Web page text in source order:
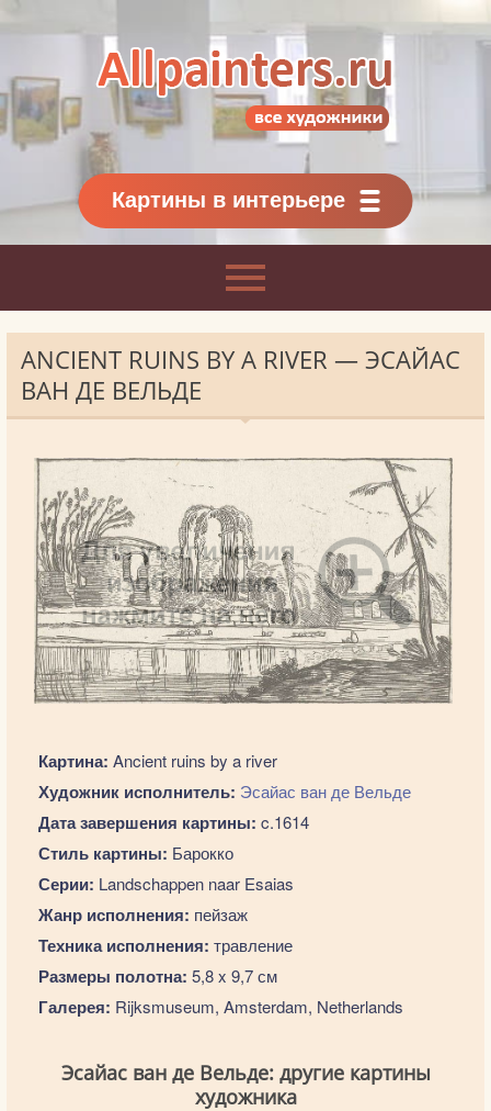
Картины классиков
и современников
Картины в интерьере
ANCIENT RUINS BY A RIVER — ЭСАЙАС
ВАН ДЕ ВЕЛЬДЕ
Картина: Ancient ruins by a river
Художник исполнитель: Эсайас ван де Вельде
Дата завершения картины: c.1614
Стиль картины: Барокко
Серии: Landschappen naar Esaias
Жанр исполнения: пейзаж
Техника исполнения: травление
Размеры полотна: 5,8 x 9,7 см
Галерея: Rijksmuseum, Amsterdam, Netherlands
Эсайас ван де Вельде: другие картины
художника